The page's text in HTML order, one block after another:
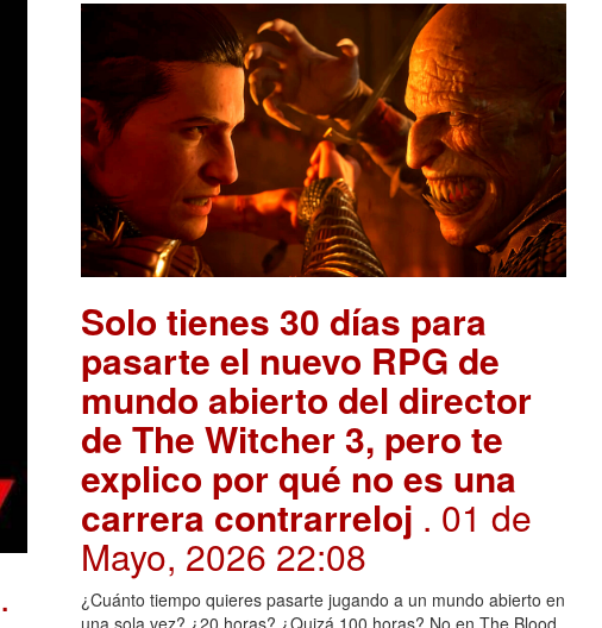
.
Solo tienes 30 días para
pasarte el nuevo RPG de
mundo abierto del director
de The Witcher 3, pero te
explico por qué no es una
carrera contrarreloj . 01 de
Mayo, 2026 22:08
¿Cuánto tiempo quieres pasarte jugando a un mundo abierto en
una sola vez? ¿20 horas? ¿Quizá 100 horas? No en The Blood